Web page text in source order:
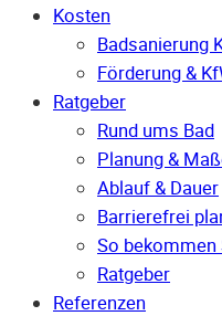
Kosten
Badsanierung
Förderung &
Ratgeber
Rund ums Bad
Planung &
Ablauf & Dauer
Barrierefrei
So bekommen
Ratgeber
Referenzen